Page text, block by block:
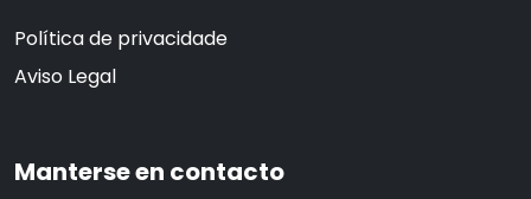
Política de privacidade
Aviso Legal
Manterse en contacto